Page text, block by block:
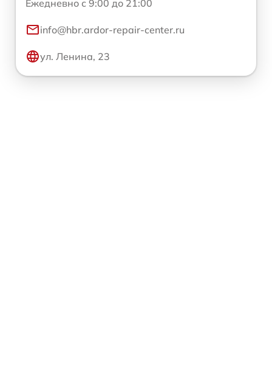
Ежедневно с 9:00 до 21:00
info@hbr.ardor-repair-center.ru
ул. Ленина, 23